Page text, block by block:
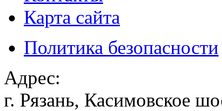
Карта сайта
Политика безопасности
Адрес:
г. Рязань, Касимовское